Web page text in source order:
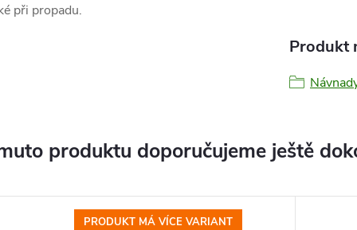
při propadu.
Produkt
produktu doporučujeme ještě
PRODUKT MÁ VÍCE VARIANT